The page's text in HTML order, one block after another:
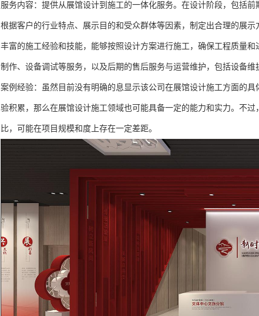
服务内容：提供从展馆设计到施工的一体化服务。在设计阶段，包括
根据客户的行业特点、展示目的和受众群体等因素，制定出合理的展
丰富的施工经验和技能，能够按照设计方案进行施工，确保工程质量
制作、设备调试等服务，以及后期的售后服务与运营维护，包括设备维
案例经验：虽然目前没有明确的息显示该公司在展馆设计施工方面的
验积累，那么在展馆设计施工领域也可能具备一定的能力和实力。不
比，可能在项目规模和度上存在一定差距。